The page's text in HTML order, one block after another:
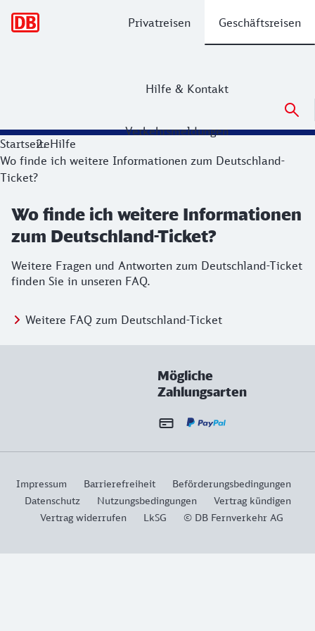
Privatreisen Geschäftsreisen
Hilfe & Kontakt
Verkehrsmeldungen
StartseiteHilfe
Wo finde ich weitere Informationen zum Deutschland-
Ticket?
Wo finde ich weitere Informationen
zum Deutschland-Ticket?
Weitere Fragen und Antworten zum Deutschland-Ticket
finden Sie in unseren FAQ.
Weitere FAQ zum Deutschland-Ticket
Mögliche
Zahlungsarten
Impressum Barrierefreiheit
Beförderungsbedingungen
Datenschutz
Nutzungsbedingungen
Vertrag kündigen
Vertrag widerrufen
LkSG © DB Fernverkehr AG